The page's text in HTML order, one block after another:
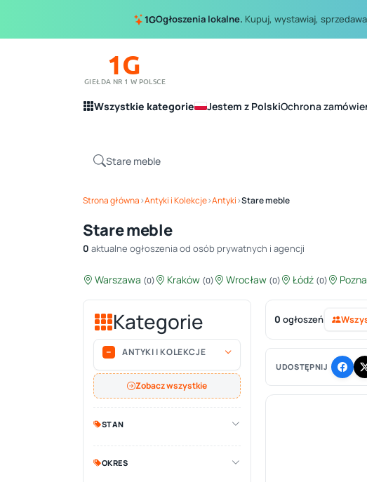
1GOgłoszenia lokalne. Kupuj, wystawiaj,
1G
GIEŁDA NR 1 W POLSCE
Wszystkie kategorie Jestem z PolskiOchrona
Strona główna›Antyki i Kolekcje›Antyki›Stare meble
Stare meble
0 aktualne ogłoszenia od osób prywatnych i agencji
Warszawa (0) Kraków (0) Wrocław (0) Łódź (0)
Kategorie
ANTYKI I KOLEKCJE
Zobacz wszystkie
STAN
OKRES
0 ogłoszeń
UDOSTĘPNIJ